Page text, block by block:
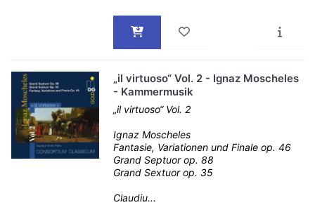
„il virtuoso“ Vol. 2 - Ignaz Moscheles
- Kammermusik
„il virtuoso“ Vol. 2
Ignaz Moscheles
Fantasie, Variationen und Finale op. 46
Grand Septuor op. 88
Grand Sextuor op. 35
Claudiu...